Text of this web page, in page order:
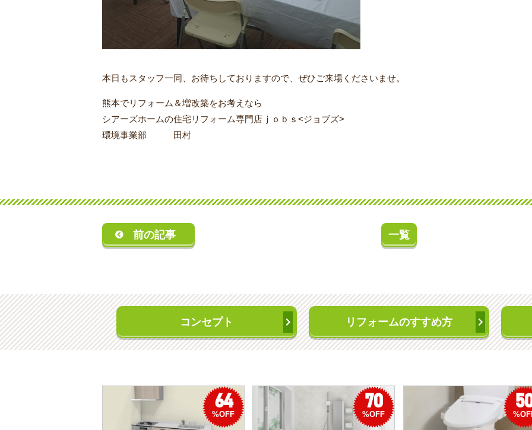
本日もスタッフ一同、お待ちしておりますので、ぜひご来場くださいませ。
熊本でリフォーム＆増改築をお考えなら
シアーズホームの住宅リフォーム専門店ｊｏｂｓ<ジョブズ>
環境事業部 田村
前の記事 一覧
コンセプト リフォームのすすめ方
64
%OFF
70
%OFF